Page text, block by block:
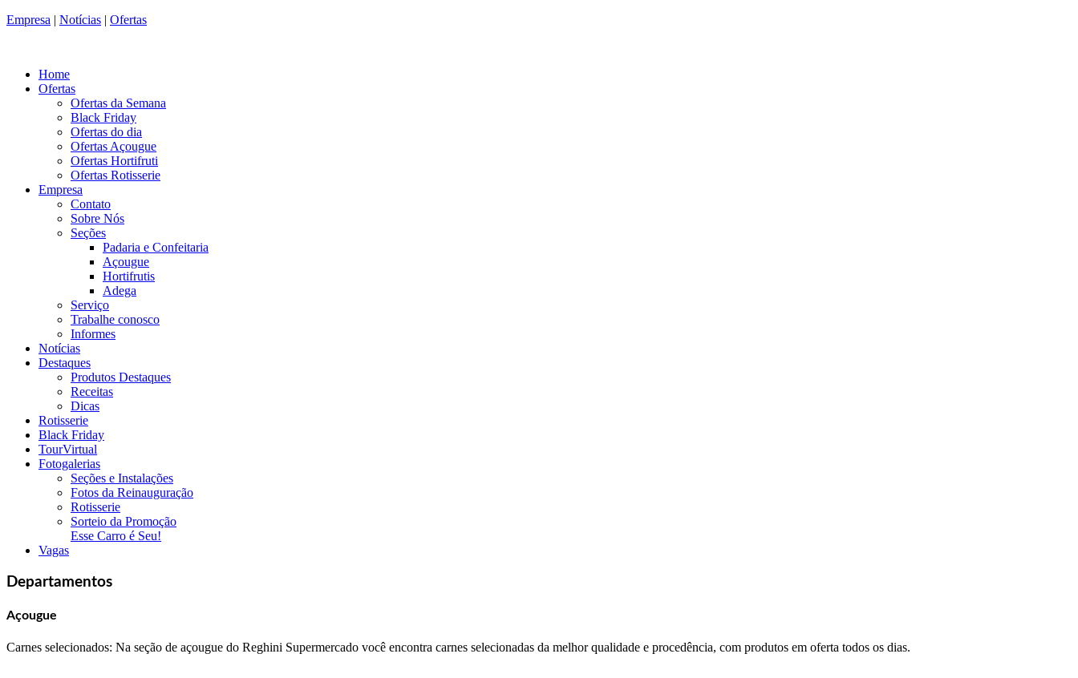
Empresa | Notícias | Ofertas
Home
Ofertas
Ofertas da Semana
Black Friday
Ofertas do dia
Ofertas Açougue
Ofertas Hortifruti
Ofertas Rotisserie
Empresa
Contato
Sobre Nós
Seções
Padaria e Confeitaria
Açougue
Hortifrutis
Adega
Serviço
Trabalhe conosco
Informes
Notícias
Destaques
Produtos Destaques
Receitas
Dicas
Rotisserie
Black Friday
TourVirtual
Fotogalerias
Seções e Instalações
Fotos da Reinauguração
Rotisserie
Sorteio da Promoção
Esse Carro é Seu!
Vagas
Departamentos
Açougue
Carnes selecionados: Na seção de açougue do Reghini Supermercado você encontra carnes selecionadas da melhor qualidade e procedência, com produtos em oferta todos os dias.